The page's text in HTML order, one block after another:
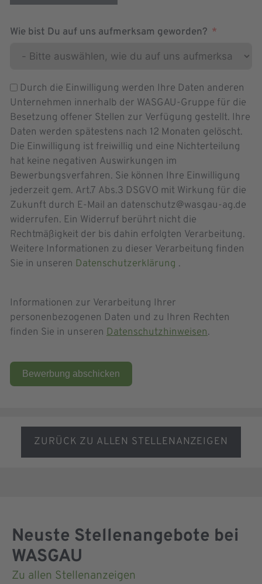
Wie bist Du auf uns aufmerksam geworden?
Durch die Einwilligung werden Ihre Daten anderen
Unternehmen innerhalb der WASGAU-Gruppe für die
Besetzung offener Stellen zur Verfügung gestellt. Ihre
Daten werden spätestens nach 12 Monaten gelöscht.
Die Einwilligung ist freiwillig und eine Nichterteilung
hat keine negativen Auswirkungen im
Bewerbungsverfahren. Sie können Ihre Einwilligung
jederzeit gem. Art.7 Abs.3 DSGVO mit Wirkung für die
Zukunft durch E-Mail an datenschutz@wasgau-ag.de
widerrufen. Ein Widerruf berührt nicht die
Rechtmäßigkeit der bis dahin erfolgten Verarbeitung.
Weitere Informationen zu dieser Verarbeitung finden
Sie in unseren Datenschutzerklärung .
Informationen zur Verarbeitung Ihrer
personenbezogenen Daten und zu Ihren Rechten
finden Sie in unseren Datenschutzhinweisen.
Bewerbung abschicken
ZURÜCK ZU ALLEN STELLENANZEIGEN
Neuste Stellenangebote bei
WASGAU
Zu allen Stellenanzeigen